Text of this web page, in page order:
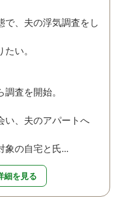
で、夫の浮気調査をし
い。
査を開始。
い、夫のアパートへ
象の自宅と氏...
細を見る